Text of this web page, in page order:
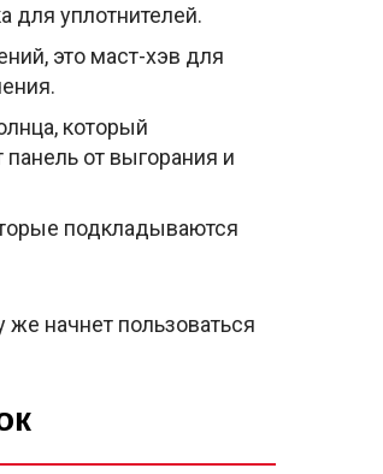
для уплотнителей.
это маст-хэв для
который
от выгорания и
подкладываются
начнет пользоваться